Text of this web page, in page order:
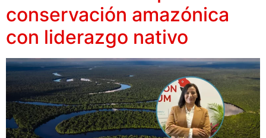
conservación amazónica
con liderazgo nativo